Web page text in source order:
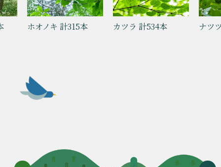
ホオノキ 計315本 カツラ 計534本 ナツツバキ